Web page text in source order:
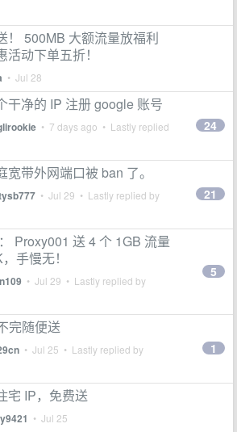
！ 500MB 大额流量放福利
动下单五折！
• Jul 28
干净的 IP 注册 google 账号
• 7 days ago • Lastly replied
24
宽带外网端口被 ban 了。
• Jul 29 • Lastly replied by 21
Proxy001 送 4 个 1GB 流量
手慢无！
• Jul 29 • Lastly replied by
5
完随便送
• Jul 25 • Lastly replied by 1
宅 IP，免费送
• Jul 25